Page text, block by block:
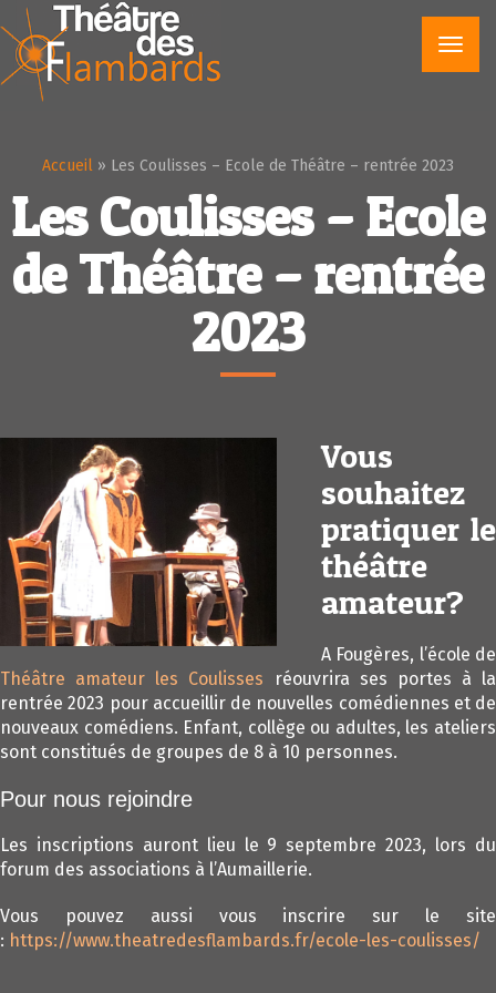
Accueil » Les Coulisses – Ecole de Théâtre – rentrée 2023
Les Coulisses – Ecole
de Théâtre – rentrée
2023
Vous
souhaitez
pratiquer le
théâtre
amateur?
A Fougères, l’école de
Théâtre amateur les Coulisses réouvrira ses portes à la
rentrée 2023 pour accueillir de nouvelles comédiennes et de
nouveaux comédiens. Enfant, collège ou adultes, les ateliers
sont constitués de groupes de 8 à 10 personnes.
Pour nous rejoindre
Les inscriptions auront lieu le 9 septembre 2023, lors du
forum des associations à l’Aumaillerie.
Vous pouvez aussi vous inscrire sur le site
: https://www.theatredesflambards.fr/ecole-les-coulisses/